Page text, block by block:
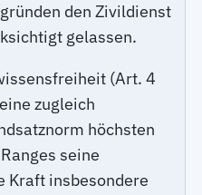
den Zivildienst
gelassen.
(Art. 4
zugleich
höchsten
seine
Kraft insbesondere